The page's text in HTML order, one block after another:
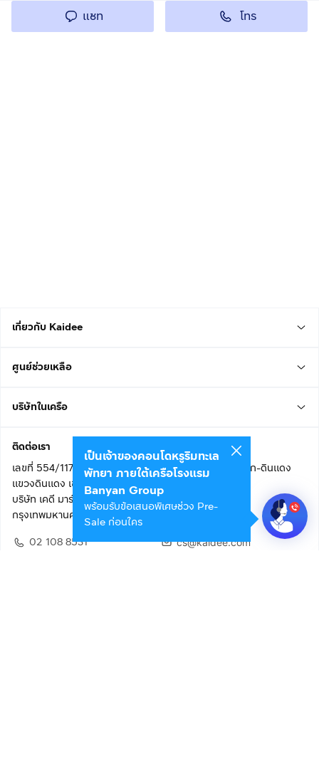
แชท โทร
เกี่ยวกับ Kaidee
ศูนย์ช่วยเหลือ
บริษัทในเครือ
ติดต่อเรา
เลขที่ 554/117 อาคารสกายไนน์ เซ็นเตอร์ ชั้น 22 ถนนอโศก-ดินแดง
แขวงดินแดง เขตดินแดง
บริษัท เคดี มาร์เก็ตเพลส จำกัด (สำนักงานใหญ่)
กรุงเทพมหานคร 10400
02 108 8531
cs@kaidee.com
เป็นเจ้าของคอนโดหรูริมทะเล
พัทยา ภายใต้เครือโรงแรม
Banyan Group
พร้อมรับข้อเสนอพิเศษช่วง Pre-
Sale ก่อนใคร